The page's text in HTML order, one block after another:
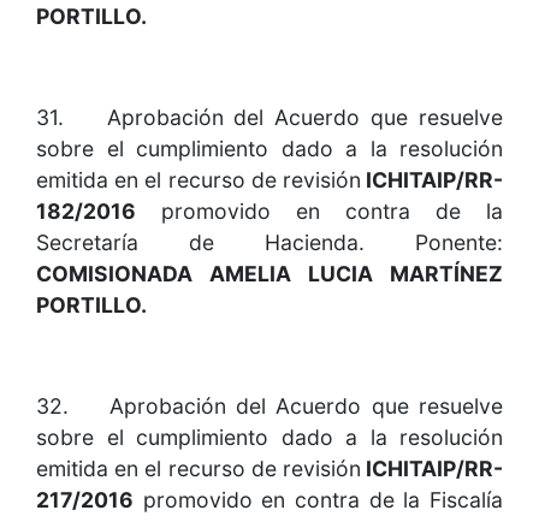
PORTILLO.
31. Aprobación del Acuerdo que resuelve
sobre el cumplimiento dado a la resolución
emitida en el recurso de revisión ICHITAIP/RR-
182/2016 promovido en contra de la
Secretaría de Hacienda. Ponente:
COMISIONADA AMELIA LUCIA MARTÍNEZ
PORTILLO.
32. Aprobación del Acuerdo que resuelve
sobre el cumplimiento dado a la resolución
emitida en el recurso de revisión ICHITAIP/RR-
217/2016 promovido en contra de la Fiscalía